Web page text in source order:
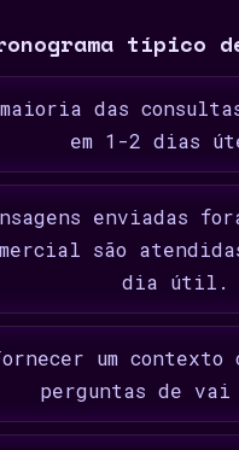
típico
das
em 1-2 dias
enviadas
são
dia útil.
um
perguntas de vai